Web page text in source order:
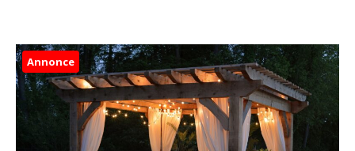
Annonce